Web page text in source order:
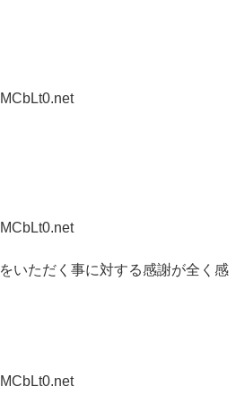
いただく事に対する感謝が全く感